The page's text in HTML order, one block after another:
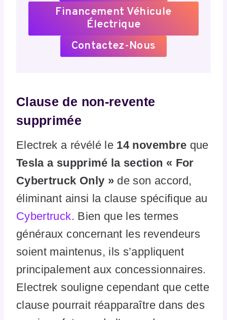
Financement Véhicule
Électrique
Contactez-Nous
Clause de non-revente
supprimée
Electrek a révélé le 14 novembre que
Tesla a supprimé la section « For
Cybertruck Only »de son accord,
éliminant ainsi la clause spécifique au
Cybertruck. Bien que les termes
généraux concernant les revendeurs
soient maintenus, ils s’appliquent
principalement aux concessionnaires.
Electrek souligne cependant que cette
clause pourrait réapparaître dans des